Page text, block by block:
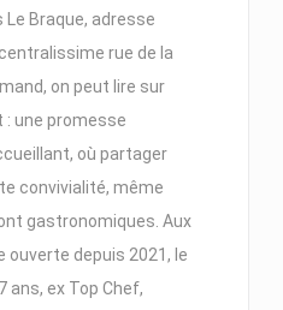
Braque, adresse
rue de la
on peut lire sur
: une promesse
où partager
convivialité, même
gastronomiques. Aux
depuis 2021, le
ans, ex Top Chef,